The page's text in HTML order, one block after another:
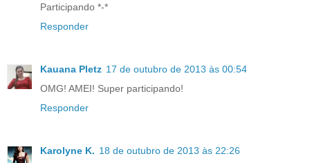
Participando *-*
Responder
Kauana Pletz 17 de outubro de 2013 às 00:54
OMG! AMEI! Super participando!
Responder
Karolyne K. 18 de outubro de 2013 às 22:26